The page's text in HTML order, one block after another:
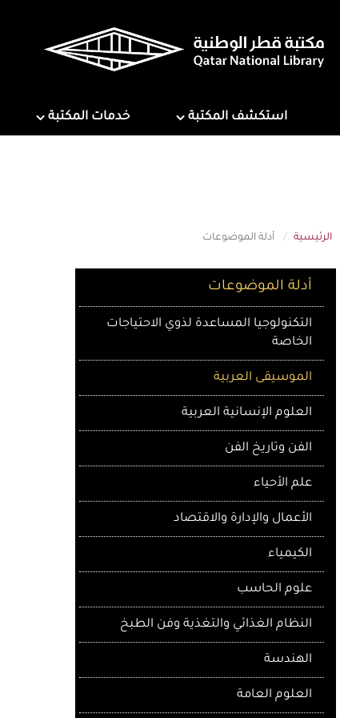
المحتوى
Explore Library
استكشف المكتبة
Services
خدمات المكتبة
الرئيسية أدلة الموضوعات
Subject Guides
أدلة الموضوعات
التكنولوجيا المساعدة لذوي الاحتياجات
الخاصة
الموسيقى العربية
العلوم الإنسانية العربية
الفن وتاريخ الفن
علم الأحياء
الأعمال والإدارة والاقتصاد
الكيمياء
علوم الحاسب
النظام الغذائي والتغذية وفن الطبخ
الهندسة
العلوم العامة